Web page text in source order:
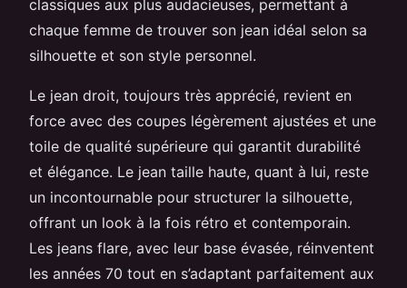
classiques aux plus audacieuses, permettant à
chaque femme de trouver son jean idéal selon sa
silhouette et son style personnel.
Le jean droit, toujours très apprécié, revient en
force avec des coupes légèrement ajustées et une
toile de qualité supérieure qui garantit durabilité
et élégance. Le jean taille haute, quant à lui, reste
un incontournable pour structurer la silhouette,
offrant un look à la fois rétro et contemporain.
Les jeans flare, avec leur base évasée, réinventent
les années 70 tout en s’adaptant parfaitement aux